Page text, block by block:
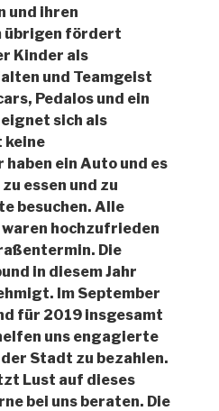
und ihren
übrigen fördert
Kinder als
und Teamgeist
Pedalos und ein
sich als
keine
ein Auto und es
essen und zu
besuchen. Alle
hochzufrieden
Die
in diesem Jahr
Im September
für 2019 insgesamt
uns engagierte
Stadt zu bezahlen.
Lust auf dieses
bei uns beraten. Die